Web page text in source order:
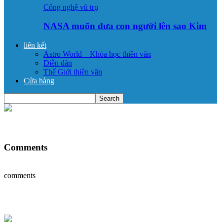
Công nghệ vũ trụ
NASA muốn đưa con người lên sao Kim
liên kết
Astro World – Khóa học thiên văn
Diễn đàn
Thế Giới thiên văn
Cửa hàng
Comments
comments